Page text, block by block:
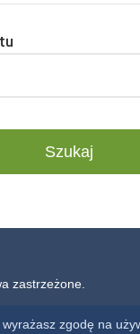
zastrzeżone.
zgodę na